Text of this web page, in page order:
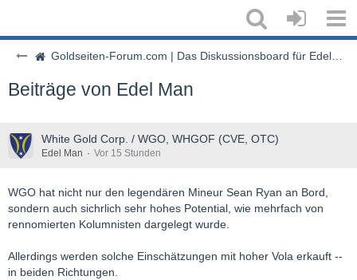
Goldseiten-Forum.com | Das Diskussionsboard für Edelmetalle & Rohstoffe
Beiträge von Edel Man
White Gold Corp. / WGO, WHGOF (CVE, OTC)
Edel Man Vor 15 Stunden
WGO hat nicht nur den legendären Mineur Sean Ryan an Bord,
sondern auch sichrlich sehr hohes Potential, wie mehrfach von
rennomierten Kolumnisten dargelegt wurde.
Allerdings werden solche Einschätzungen mit hoher Vola erkauft --
in beiden Richtungen.